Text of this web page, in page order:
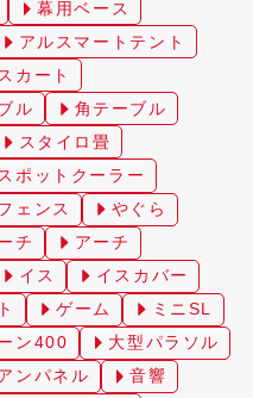
幕用ベース
アルスマートテント
カート
ル
角テーブル
スタイロ畳
スポットクーラー
ェンス
やぐら
チ
アーチ
イス
イスカバー
ゲーム
ミニSL
ン400
大型パラソル
ンパネル
音響